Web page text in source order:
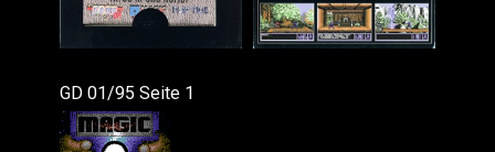
GD 01/95 Seite 1